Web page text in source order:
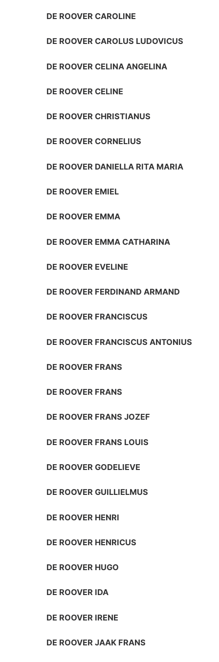
DE ROOVER CAROLINE
DE ROOVER CAROLUS LUDOVICUS
DE ROOVER CELINA ANGELINA
DE ROOVER CELINE
DE ROOVER CHRISTIANUS
DE ROOVER CORNELIUS
DE ROOVER DANIELLA RITA MARIA
DE ROOVER EMIEL
DE ROOVER EMMA
DE ROOVER EMMA CATHARINA
DE ROOVER EVELINE
DE ROOVER FERDINAND ARMAND
DE ROOVER FRANCISCUS
DE ROOVER FRANCISCUS ANTONIUS
DE ROOVER FRANS
DE ROOVER FRANS
DE ROOVER FRANS JOZEF
DE ROOVER FRANS LOUIS
DE ROOVER GODELIEVE
DE ROOVER GUILLIELMUS
DE ROOVER HENRI
DE ROOVER HENRICUS
DE ROOVER HUGO
DE ROOVER IDA
DE ROOVER IRENE
DE ROOVER JAAK FRANS